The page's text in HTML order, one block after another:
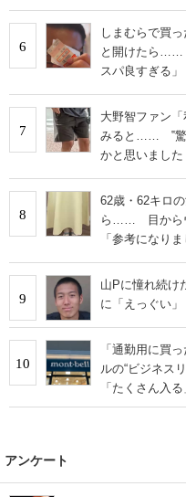
6
しまむらで買
と開けたら……
スパ良すぎる」
7
大野智ファン
みると…… ‟驚
かと思いました
8
62歳・62キロ
ら…… 目からウ
「参考になりま
9
山Pに憧れ続
に「えっぐい
10
「通勤用に買
ルの“ビジネス
「たくさん入
アンケート